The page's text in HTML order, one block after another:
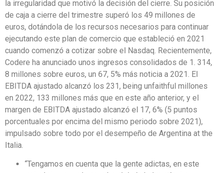
la irregularidad que motivó la decisión del cierre. Su posición
de caja a cierre del trimestre superó los 49 millones de
euros, dotándola de los recursos necesarios para continuar
ejecutando este plan de comercio que estableció en 2021
cuando comenzó a cotizar sobre el Nasdaq. Recientemente,
Codere ha anunciado unos ingresos consolidados de 1. 314,
8 millones sobre euros, un 67, 5% más noticia a 2021. El
EBITDA ajustado alcanzó los 231, being unfaithful millones
en 2022, 133 millones más que en este año anterior, y el
margen de EBITDA ajustado alcanzó el 17, 6% (5 puntos
porcentuales por encima del mismo periodo sobre 2021),
impulsado sobre todo por el desempeño de Argentina at the
Italia.
“Tengamos en cuenta que la gente adictas, en este